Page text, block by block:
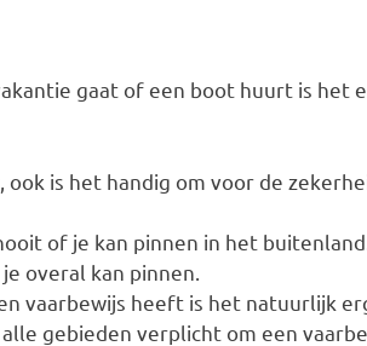
gaat of een boot huurt is het
ook is het handig om voor de
of je kan pinnen in het
overal kan pinnen.
vaarbewijs heeft is het natuurlijk
gebieden verplicht om een